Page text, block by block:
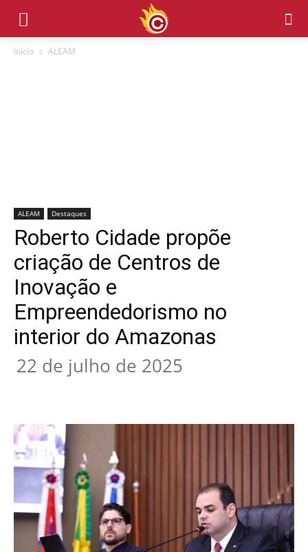
Início ALEAM
ALEAM Destaques
Roberto Cidade propõe
criação de Centros de
Inovação e
Empreendedorismo no
interior do Amazonas
22 de julho de 2025